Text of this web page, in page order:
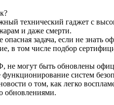
технический гаджет с
и даже смерти.
задача, если не
в том числе подбор
могут быть обновлены
систем
о том, как легко
обновлениями.